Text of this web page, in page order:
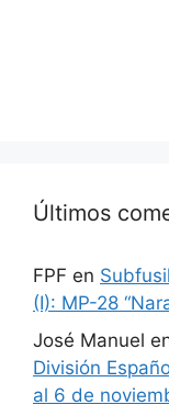
Últimos
FPF en
(I): MP-28
José Manuel
División
al 6 de